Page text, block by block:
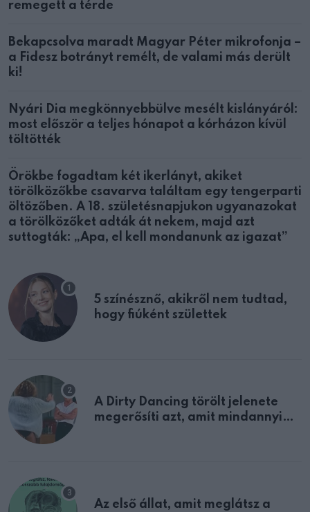
remegett a térde
Bekapcsolva maradt Magyar Péter mikrofonja –
a Fidesz botrányt remélt, de valami más derült
ki!
Nyári Dia megkönnyebbülve mesélt kislányáról:
most először a teljes hónapot a kórházon kívül
töltötték
Örökbe fogadtam két ikerlányt, akiket
törölközőkbe csavarva találtam egy tengerparti
öltözőben. A 18. születésnapjukon ugyanazokat
a törölközőket adták át nekem, majd azt
suttogták: „Apa, el kell mondanunk az igazat”
5 színésznő, akikről nem tudtad,
hogy fiúként születtek
A Dirty Dancing törölt jelenete
megerősíti azt, amit mindannyian
Az első állat, amit meglátsz a